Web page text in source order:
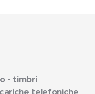
- timbri